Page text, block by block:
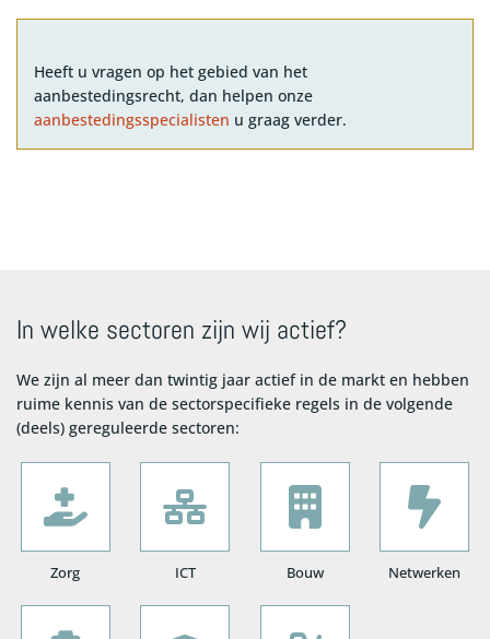
Heeft u vragen op het gebied van het
aanbestedingsrecht, dan helpen onze
aanbestedingsspecialisten u graag verder.
In welke sectoren zijn wij actief?
We zijn al meer dan twintig jaar actief in de markt en hebben
ruime kennis van de sectorspecifieke regels in de volgende
(deels) gereguleerde sectoren:
Zorg ICT Bouw Netwerken